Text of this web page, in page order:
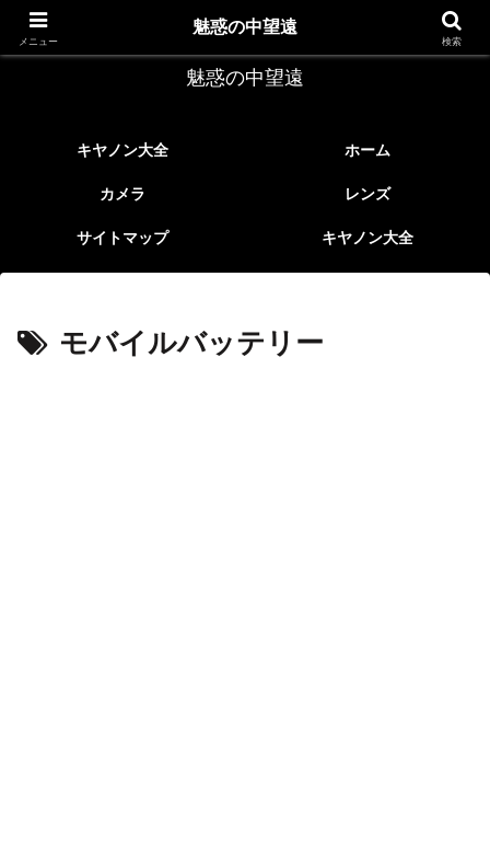
レトロなEFレンズ
魅惑の中望遠
キヤノン大全 ホーム
カメラ レンズ
サイトマップ キヤノン大全
モバイルバッテリー
メニュー
魅惑の中望遠
検索